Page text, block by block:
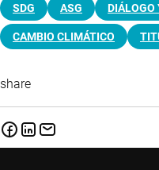
SDG ASG DIÁLOGO
CAMBIO CLIMÁTICO
share